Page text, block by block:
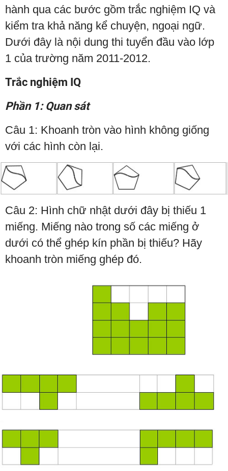
hành qua các bước gồm trắc nghiệm IQ và
kiểm tra khả năng kể chuyện, ngoại ngữ.
Dưới đây là nội dung thi tuyển đầu vào lớp
1 của trường năm 2011-2012.
Trắc nghiệm IQ
Phần 1: Quan sát
Câu 1: Khoanh tròn vào hình không giống
với các hình còn lại.
Câu 2: Hình chữ nhật dưới đây bị thiếu 1
miếng. Miếng nào trong số các miếng ở
dưới có thể ghép kín phần bị thiếu? Hãy
khoanh tròn miếng ghép đó.